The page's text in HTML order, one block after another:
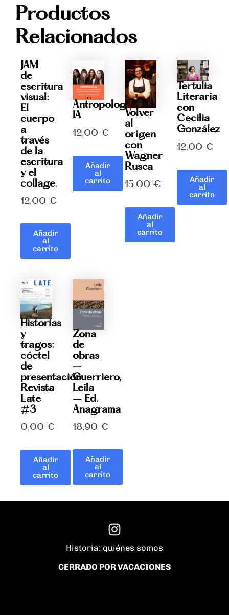
Frederick
Douglass
-
Ed.
Productos
Relacionados
JAM
de
escritura
visual:
El
cuerpo
a
través
de la
escritura
y el
collage.
12,00 €
Añadir
al
carrito
Antropolog-
IA
12,00 €
Añadir
al
carrito
Volver
al
origen
con
Wagner
Rusca
15,00 €
Añadir
al
carrito
Tertulia
Literaria
con
Cecilia
González
12,00 €
Añadir
al
carrito
Historias
y
tragos:
cóctel
de
presentación
Revista
Late
#3
0,00 €
Añadir
al
carrito
Zona
de
obras
–
Guerriero,
Leila
– Ed.
Anagrama
18,90 €
Añadir
al
carrito
Historia: quiénes somos
CERRADO POR VACACIONES